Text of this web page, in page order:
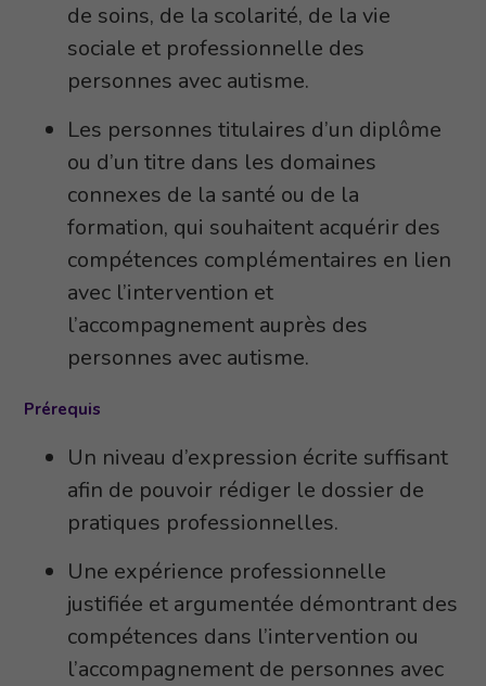
de soins, de la scolarité, de la vie
sociale et professionnelle des
personnes avec autisme.
Les personnes titulaires d’un diplôme
ou d’un titre dans les domaines
connexes de la santé ou de la
formation, qui souhaitent acquérir des
compétences complémentaires en lien
avec l’intervention et
l’accompagnement auprès des
personnes avec autisme.
Prérequis
Un niveau d’expression écrite suffisant
afin de pouvoir rédiger le dossier de
pratiques professionnelles.
Une expérience professionnelle
justifiée et argumentée démontrant des
compétences dans l’intervention ou
l’accompagnement de personnes avec